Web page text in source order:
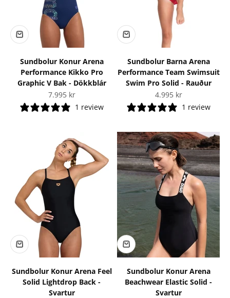
Sundbolur Konur Arena
Performance Kikko Pro
Graphic V Bak - Dökkblár
Tilboðsverð
7.995 kr
1 review
Sundbolur Barna Arena
Performance Team Swimsuit
Swim Pro Solid - Rauður
Tilboðsverð
4.995 kr
1 review
Sundbolur Konur Arena Feel
Solid Lightdrop Back -
Svartur
Sundbolur Konur Arena
Beachwear Elastic Solid -
Svartur